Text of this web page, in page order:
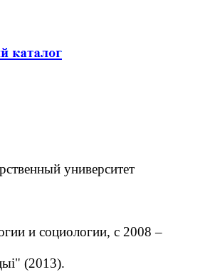
университет
и социологии, с 2008 –
(2013).